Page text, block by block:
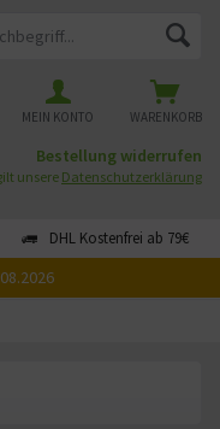
DHL Kostenfrei ab 79€
WARENKORB
MEIN KONTO
Bestellung widerrufen
unsereDatenschutzerklärung